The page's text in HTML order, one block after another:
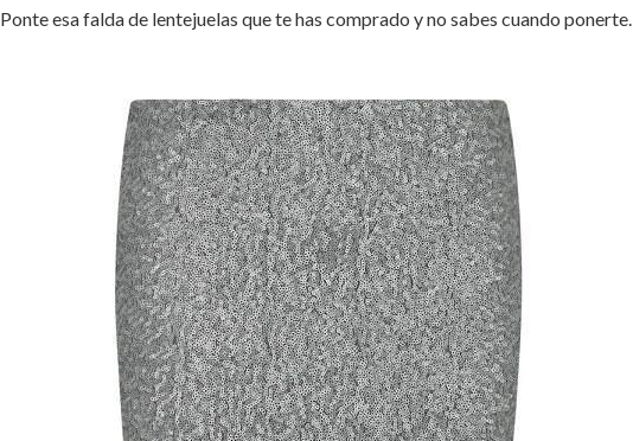
Ponte esa falda de lentejuelas que te has comprado y no sabes cuando ponerte.